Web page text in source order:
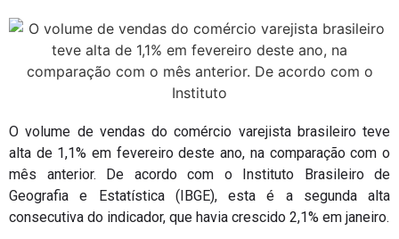
O volume de vendas do comércio varejista brasileiro teve
alta de 1,1% em fevereiro deste ano, na comparação com o
mês anterior. De acordo com o Instituto Brasileiro de
Geografia e Estatística (IBGE), esta é a segunda alta
consecutiva do indicador, que havia crescido 2,1% em janeiro.